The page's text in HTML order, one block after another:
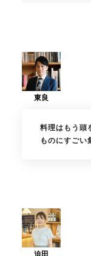
料理はもう頭
ものにすごい